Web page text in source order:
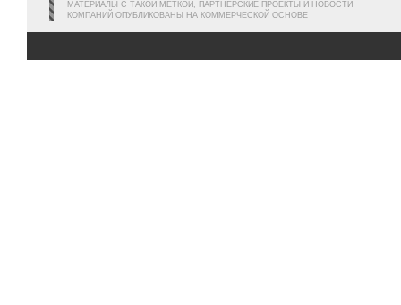
МАТЕРИАЛЫ С ТАКОЙ МЕТКОЙ, ПАРТНЕРСКИЕ ПРОЕКТЫ И НОВОСТИ
КОМПАНИЙ ОПУБЛИКОВАНЫ НА КОММЕРЧЕСКОЙ ОСНОВЕ